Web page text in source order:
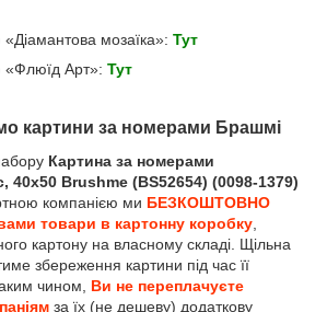
мозаїка»: Тут
«Флюїд Арт»: Тут
картини за номерами Брашмі
Картина за номерами
40х50 Brushme (BS52654) (0098-1379)
компанією ми БЕЗКОШТОВНО
товари в картонну коробку
картону на власному складі. Щільна
збереження картини під час її
чином, Ви не переплачуєте
за їх (не дешеву) додаткову